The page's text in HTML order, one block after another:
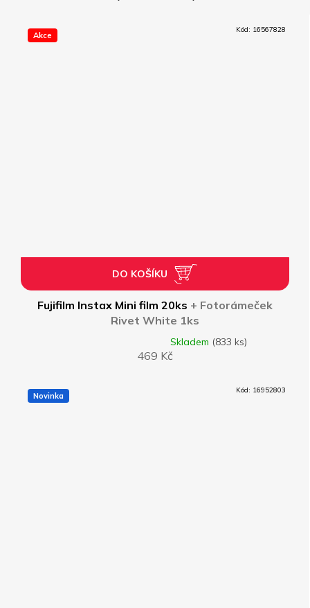
Akce
Fujifilm Instax Mini film 20ks + Fotorámeček
Rivet White 1ks
4,8
Skladem (833 ks)
469 Kč
DO KOŠÍKU
Kód: 16567828
Novinka
Kód: 16952803